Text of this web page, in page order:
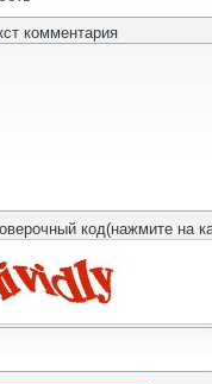
комментария
код(нажмите на